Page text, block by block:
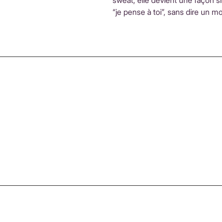
“je pense à toi”, sans dire un